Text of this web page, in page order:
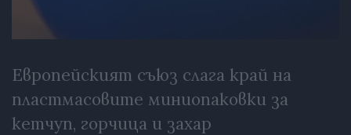
Европейският съюз слага край на
пластмасовите миниопаковки за
кетчуп, горчица и захар